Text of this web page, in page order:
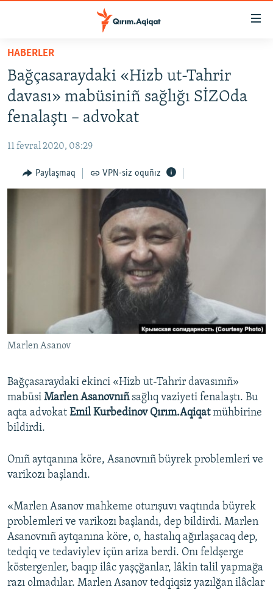
Esas
qaytmaq
Baş
navigatsiyağa
qaytmaq
Qıdıruvğa
SİYASET
İQTİSADİYAT
MEDENİYET
İNSAN AQLARI
Українською
QOŞULIÑIZ!
RFE/RS bütün saytları
HABERLER
Bağçasaraydaki «Hizb ut-Tahrir
davası» mabüsiniñ sağlığı SİZOda
fenalaştı – advokat
11 fevral 2020, 08:29
Paylaşmaq VPN-siz oquñız
Marlen Asanov
Bağçasaraydaki ekinci «Hizb ut-Tahrir davasınıñ»
mabüsi Marlen Asanovnıñsağlıq vaziyeti fenalaştı. Bu
aqta advokat Emil Kurbedinov Qırım.Aqiqatmühbirine
bildirdi.
Onıñ aytqanına köre, Asanovnıñ büyrek problemleri ve
varikozı başlandı.
«Marlen Asanov mahkeme oturışuvı vaqtında büyrek
problemleri ve varikozı başlandı, dep bildirdi. Marlen
Asanovnıñ aytqanına köre, o, hastalıq ağırlaşacaq dep,
tedqiq ve tedaviylev içün ariza berdi. Onı feldşerge
köstergenler, baqıp ilâc yaşçğanlar, lâkin talil yapmağa
razı olmadılar. Marlen Asanov tedqiqsiz yazılğan ilâclar